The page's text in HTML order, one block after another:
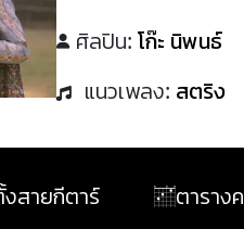
ศิลปิน: โก๊ะ นิพนธ์
แนวเพลง: สตริง
สายกีตาร์ ตาราง